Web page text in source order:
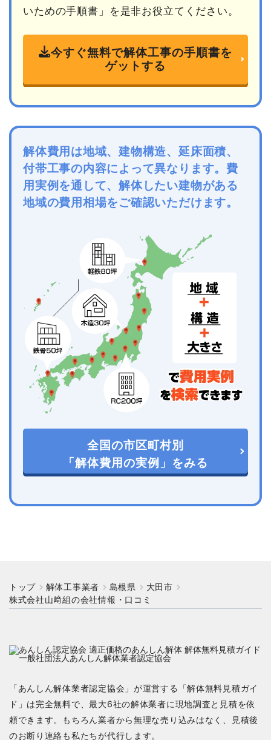
いための手順書」を是非お役立てください。
今すぐ無料で解体工事の手順書を
ゲットする
解体費用は地域、建物構造、延床面積、
付帯工事の内容によって異なります。費
用実例を通して、解体したい建物がある
地域の費用相場をご確認いただけます。
全国の市区町村別
「解体費用の実例」をみる
トップ 解体工事業者 島根県
大田市
株式会社山﨑組の会社情報・口コミ
「あんしん解体業者認定協会」が運営する「解体無料見積ガイ
ド」は完全無料で、最大6社の解体業者に現地調査と見積を依
頼できます。もちろん業者から無理な売り込みはなく、見積後
のお断り連絡も私たちが代行します。